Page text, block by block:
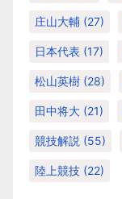
庄山大輔 (27)
日本代表 (17)
松山英樹 (28)
田中将大 (21)
競技解説 (55)
陸上競技 (22)